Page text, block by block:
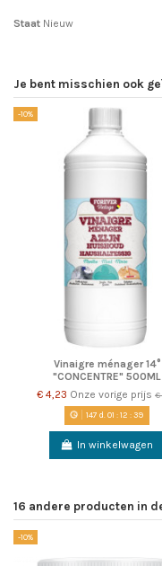
Staat Nieuw
Je bent misschien ook
-10%
Vinaigre ménager 14°
"CONCENTRE" 500ML
€ 4,23 Onze vorige prijs €
147 d. 01 :12 :38
In winkelwagen
16 andere producten in
-10%